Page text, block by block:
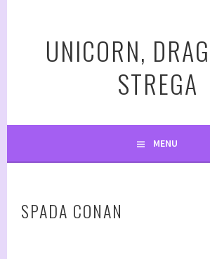
contenutoUNICORN,
STREGA
MENU
SPADA CONAN